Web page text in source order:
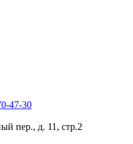
47-30
пер., д. 11, стр.2